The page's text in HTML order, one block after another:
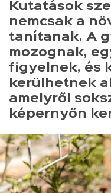
Kutatások
nemcsak a
tanítanak. A
mozognak,
figyelnek, és
kerülhetnek
amelyről
képernyőn